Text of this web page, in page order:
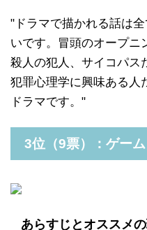
"ドラマで描かれる話は
いです。冒頭のオープニ
殺人の犯人、サイコパス
犯罪心理学に興味ある人
ドラマです。"
3位（9票）：ゲー
あらすじとオススメ